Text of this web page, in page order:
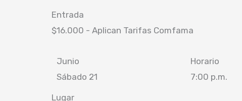
Entrada
$16.000 - Aplican Tarifas Comfama
Junio
Sábado 21
Horario
7:00 p.m.
Lugar